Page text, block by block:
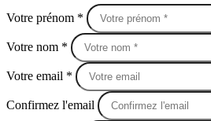
Votre prénom *
Votre nom *
Votre email *
Confirmez l'email